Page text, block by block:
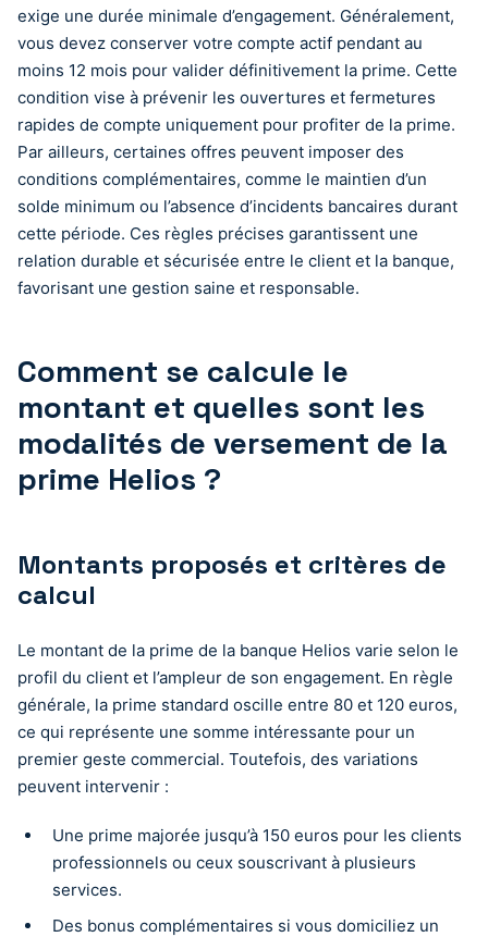
exige une durée minimale d’engagement. Généralement,
vous devez conserver votre compte actif pendant au
moins 12 mois pour valider définitivement la prime. Cette
condition vise à prévenir les ouvertures et fermetures
rapides de compte uniquement pour profiter de la prime.
Par ailleurs, certaines offres peuvent imposer des
conditions complémentaires, comme le maintien d’un
solde minimum ou l’absence d’incidents bancaires durant
cette période. Ces règles précises garantissent une
relation durable et sécurisée entre le client et la banque,
favorisant une gestion saine et responsable.
Comment se calcule le
montant et quelles sont les
modalités de versement de la
prime Helios ?
Montants proposés et critères de
calcul
Le montant de la prime de la banque Helios varie selon le
profil du client et l’ampleur de son engagement. En règle
générale, la prime standard oscille entre 80 et 120 euros,
ce qui représente une somme intéressante pour un
premier geste commercial. Toutefois, des variations
peuvent intervenir :
Une prime majorée jusqu’à 150 euros pour les clients
professionnels ou ceux souscrivant à plusieurs
services.
Des bonus complémentaires si vous domiciliez un